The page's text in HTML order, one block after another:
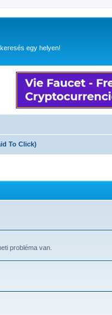
egy helyen!
To Click)
probléma van.